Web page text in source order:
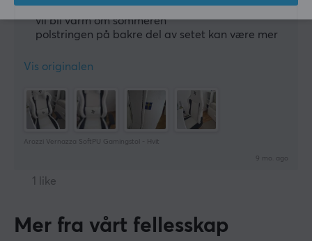
Ja
Farge
GARANTI
Produsentens garanti
2 års garanti
skinn
vil bli varm om sommeren
polstringen på bakre del av setet kan være mer
Vis originalen
Arozzi Vernazza SoftPU Gamingstol - Hvit
9 mo. ago
1 like
Mer fra vårt fellesskap